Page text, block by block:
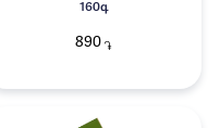
160գ
890 ֏